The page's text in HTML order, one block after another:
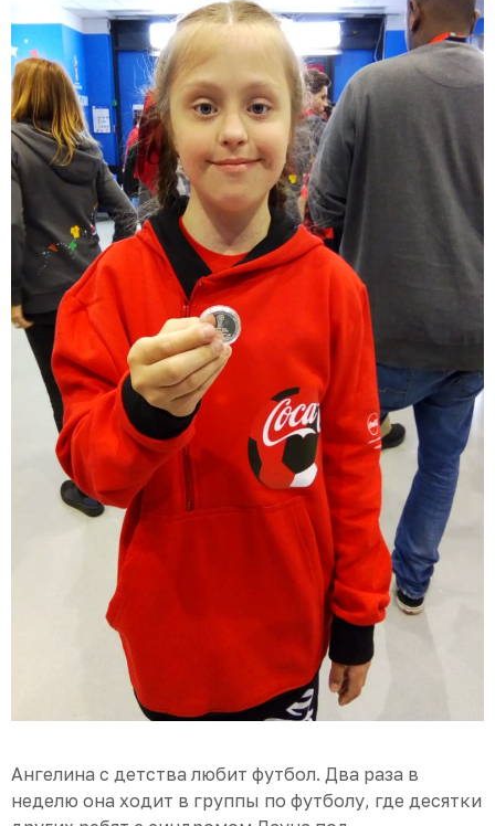
Ангелина с детства любит футбол. Два раза в
неделю она ходит в группы по футболу, где десятки